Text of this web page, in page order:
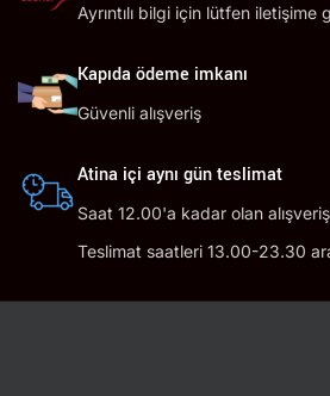
Ayrıntılı bilgi için lütfen iletişime
Kapıda ödeme imkanı
Güvenli alışveriş
Atina içi aynı gün teslimat
Saat 12.00'a kadar olan
Teslimat saatleri 13.00-23.30